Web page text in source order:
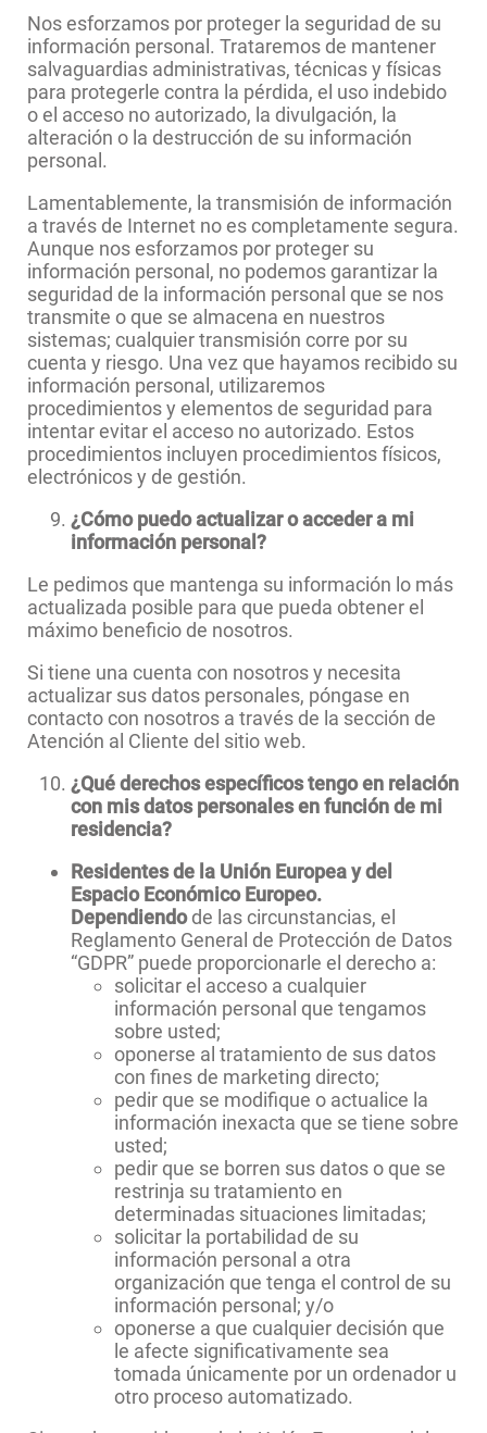
Nos esforzamos por proteger la seguridad de su
información personal. Trataremos de mantener
salvaguardias administrativas, técnicas y físicas
para protegerle contra la pérdida, el uso indebido
o el acceso no autorizado, la divulgación, la
alteración o la destrucción de su información
personal.
Lamentablemente, la transmisión de información
a través de Internet no es completamente segura.
Aunque nos esforzamos por proteger su
información personal, no podemos garantizar la
seguridad de la información personal que se nos
transmite o que se almacena en nuestros
sistemas; cualquier transmisión corre por su
cuenta y riesgo. Una vez que hayamos recibido su
información personal, utilizaremos
procedimientos y elementos de seguridad para
intentar evitar el acceso no autorizado. Estos
procedimientos incluyen procedimientos físicos,
electrónicos y de gestión.
¿Cómo puedo actualizar o acceder a mi
información personal?
Le pedimos que mantenga su información lo más
actualizada posible para que pueda obtener el
máximo beneficio de nosotros.
Si tiene una cuenta con nosotros y necesita
actualizar sus datos personales, póngase en
contacto con nosotros a través de la sección de
Atención al Cliente del sitio web.
¿Qué derechos específicos tengo en relación
con mis datos personales en función de mi
residencia?
Residentes de la Unión Europea y del
Espacio Económico Europeo.
Dependiendode las circunstancias, el
Reglamento General de Protección de Datos
“GDPR” puede proporcionarle el derecho a:
solicitar el acceso a cualquier
información personal que tengamos
sobre usted;
oponerse al tratamiento de sus datos
con fines de marketing directo;
pedir que se modifique o actualice la
información inexacta que se tiene sobre
usted;
pedir que se borren sus datos o que se
restrinja su tratamiento en
determinadas situaciones limitadas;
solicitar la portabilidad de su
información personal a otra
organización que tenga el control de su
información personal; y/o
oponerse a que cualquier decisión que
le afecte significativamente sea
tomada únicamente por un ordenador u
otro proceso automatizado.